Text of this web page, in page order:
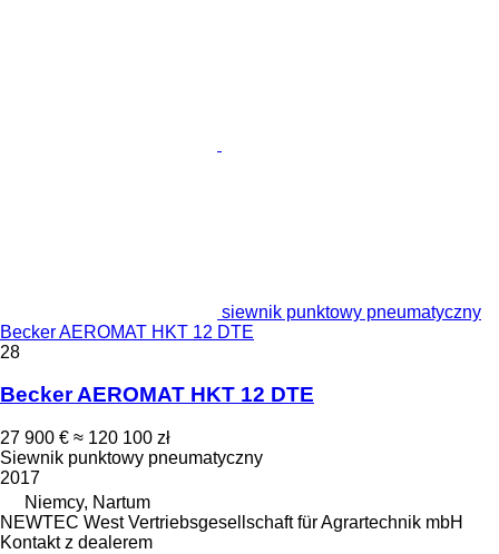
siewnik punktowy pneumatyczny
Becker AEROMAT HKT 12 DTE
28
Becker AEROMAT HKT 12 DTE
27 900 € ≈ 120 100 zł
Siewnik punktowy pneumatyczny
2017
Niemcy, Nartum
NEWTEC West Vertriebsgesellschaft für Agrartechnik mbH
Kontakt z dealerem